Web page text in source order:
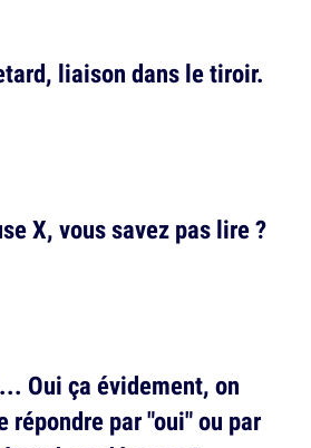
liaison dans le tiroir.
X, vous savez pas lire ?
Oui ça évidement, on
répondre par "oui" ou par